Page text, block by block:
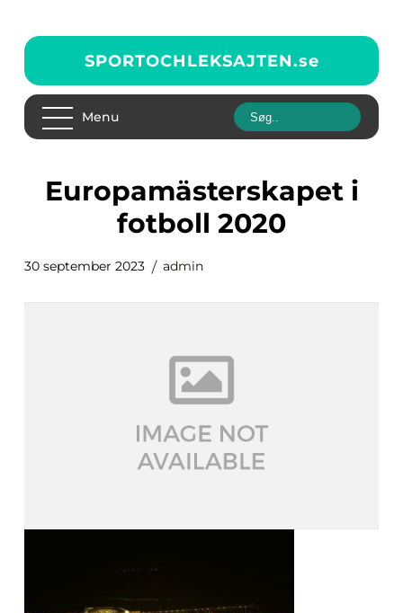
SPORTOCHLEKSAJTEN.se
Menu
europamästerskapet i
fotboll 2020
30 september 2023 admin